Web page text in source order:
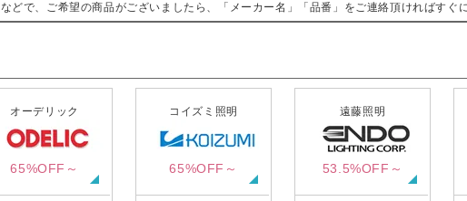
どで、ご希望の商品がございましたら、「メーカー名」「品番」をご連絡頂ければすぐ
オーデリック
65%OFF～
コイズミ照明
65%OFF～
遠藤照明
53.5%OFF～